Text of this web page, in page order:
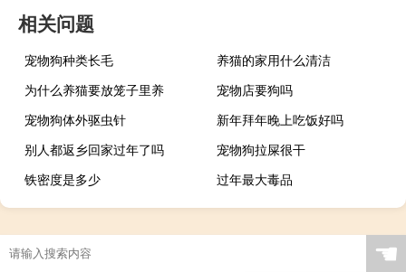
相关问题
宠物狗种类长毛
养猫的家用什么清洁
为什么养猫要放笼子里养
宠物店要狗吗
宠物狗体外驱虫针
新年拜年晚上吃饭好吗
别人都返乡回家过年了吗
宠物狗拉屎很干
铁密度是多少
过年最大毒品
☚